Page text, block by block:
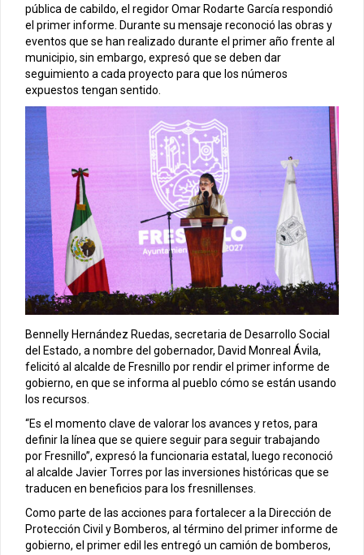
pública de cabildo, el regidor Omar Rodarte García respondió
el primer informe. Durante su mensaje reconoció las obras y
eventos que se han realizado durante el primer año frente al
municipio, sin embargo, expresó que se deben dar
seguimiento a cada proyecto para que los números
expuestos tengan sentido.
Bennelly Hernández Ruedas, secretaria de Desarrollo Social
del Estado, a nombre del gobernador, David Monreal Ávila,
felicitó al alcalde de Fresnillo por rendir el primer informe de
gobierno, en que se informa al pueblo cómo se están usando
los recursos.
“Es el momento clave de valorar los avances y retos, para
definir la línea que se quiere seguir para seguir trabajando
por Fresnillo”, expresó la funcionaria estatal, luego reconoció
al alcalde Javier Torres por las inversiones históricas que se
traducen en beneficios para los fresnillenses.
Como parte de las acciones para fortalecer a la Dirección de
Protección Civil y Bomberos, al término del primer informe de
gobierno, el primer edil les entregó un camión de bomberos,